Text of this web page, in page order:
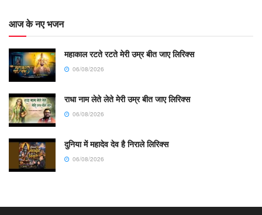
आज के नए भजन
महाकाल रटते रटते मेरी उम्र बीत जाए लिरिक्स
06/08/2026
राधा नाम लेते लेते मेरी उम्र बीत जाए लिरिक्स
06/08/2026
दुनिया में महादेव देव है निराले लिरिक्स
06/08/2026